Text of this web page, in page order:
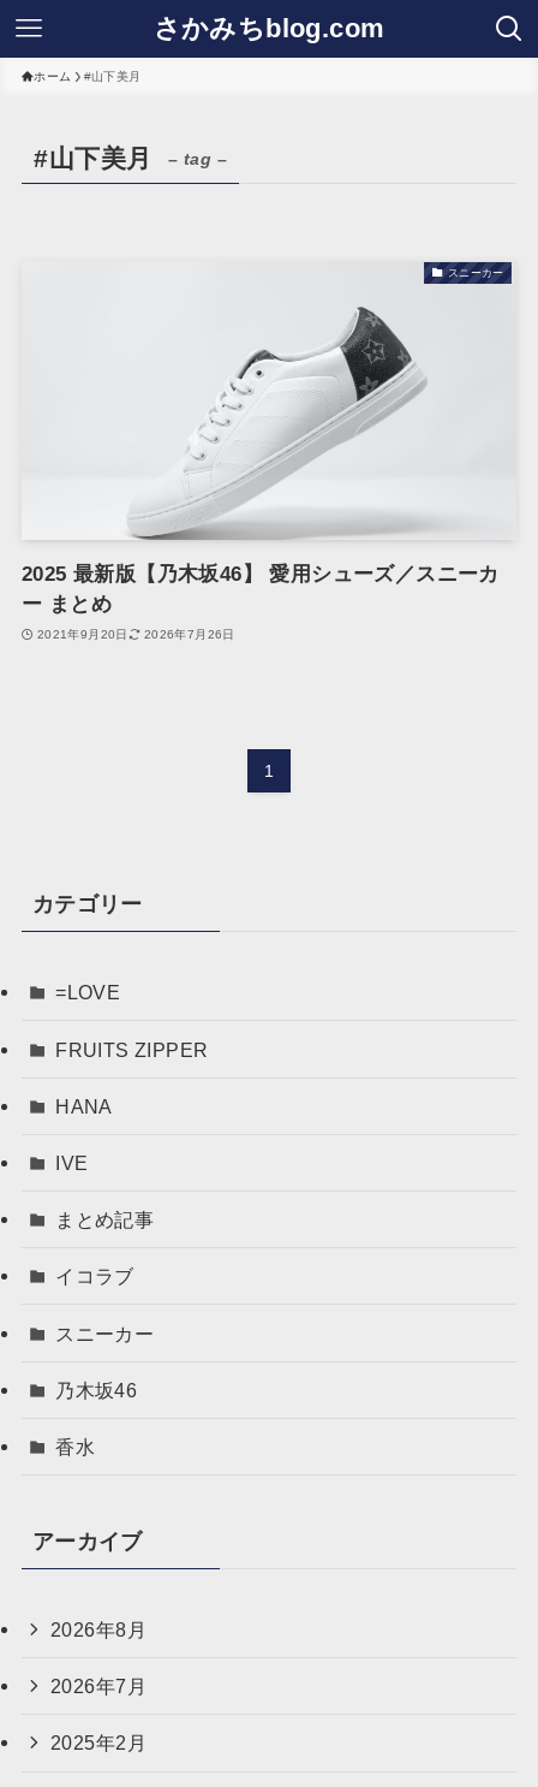
さかみちblog.com
ホーム #山下美月
#山下美月 – tag –
スニーカー
2025 最新版【乃木坂46】 愛用シューズ／スニーカ
ー まとめ
2021年9月20日 2026年7月26日
1
カテゴリー
=LOVE
FRUITS ZIPPER
HANA
IVE
まとめ記事
イコラブ
スニーカー
乃木坂46
香水
アーカイブ
2026年8月
2026年7月
2025年2月